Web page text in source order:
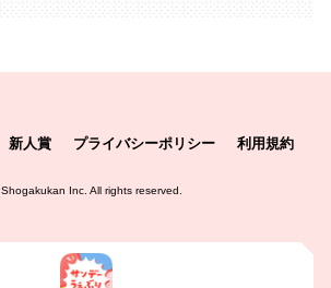
新人賞 プライバシーポリシー 利用規約
Shogakukan Inc. All rights reserved.